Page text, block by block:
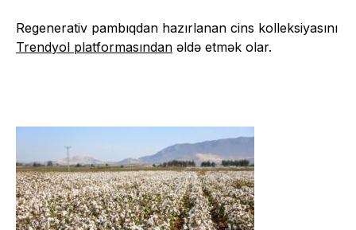
Regenerativ pambıqdan hazırlanan cins kolleksiyasını
Trendyol platformasından əldə etmək olar.